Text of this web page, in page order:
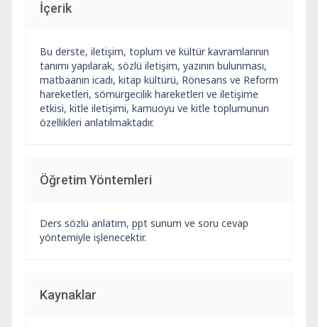
İçerik
Bu derste, iletişim, toplum ve kültür kavramlarının
tanımı yapılarak, sözlü iletişim, yazının bulunması,
matbaanın icadı, kitap kültürü, Rönesans ve Reform
hareketleri, sömürgecilik hareketleri ve iletişime
etkisi, kitle iletişimi, kamuoyu ve kitle toplumunun
özellikleri anlatılmaktadır.
Öğretim Yöntemleri
Ders sözlü anlatım, ppt sunum ve soru cevap
yöntemiyle işlenecektir.
Kaynaklar